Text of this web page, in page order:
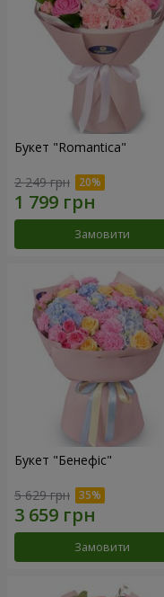
Букет "Romantica"
2 249 грн
Замовити
Букет "Бенефіс"
5 629 грн
Замовити